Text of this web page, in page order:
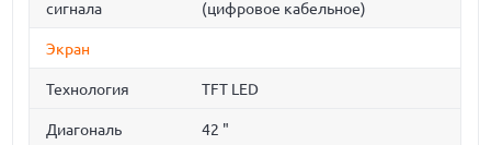
сигнала (цифровое кабельное)
Экран
Технология TFT LED
Диагональ 42 "